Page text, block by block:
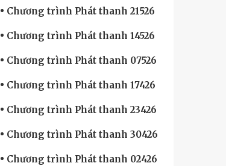
Chương trình Phát thanh 21526
Chương trình Phát thanh 14526
Chương trình Phát thanh 07526
Chương trình Phát thanh 17426
Chương trình Phát thanh 23426
Chương trình Phát thanh 30426
Chương trình Phát thanh 02426